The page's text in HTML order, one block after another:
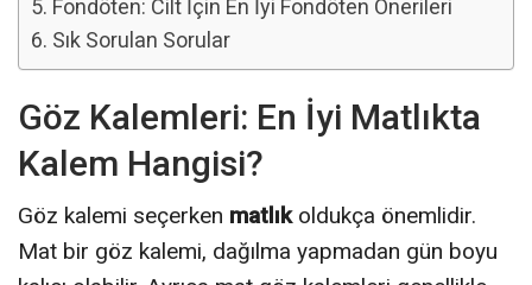
Fondöten: Cilt İçin En İyi Fondöten Önerileri
Sık Sorulan Sorular
Göz Kalemleri: En İyi Matlıkta
Kalem Hangisi?
Göz kalemi seçerken matlıkoldukça önemlidir.
Mat bir göz kalemi, dağılma yapmadan gün boyu